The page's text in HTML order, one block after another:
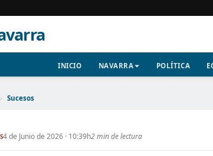
INICIO NAVARRA POLÍTICA
› Sucesos
4 de Junio de 2026 · 10:39h2 min de lectura